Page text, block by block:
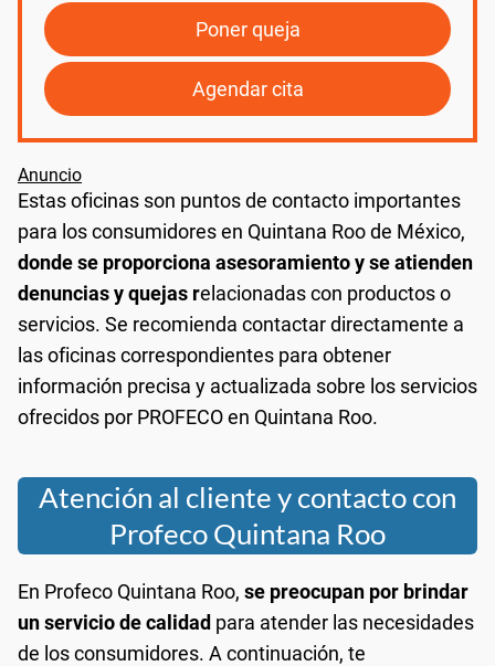
Poner queja
Agendar cita
Estas oficinas son puntos de contacto importantes
para los consumidores en Quintana Roo de México,
donde se proporciona asesoramiento y se atienden
denuncias y quejas relacionadas con productos o
servicios. Se recomienda contactar directamente a
las oficinas correspondientes para obtener
información precisa y actualizada sobre los servicios
ofrecidos por PROFECO en Quintana Roo.
Atención al cliente y contacto con
Profeco Quintana Roo
En Profeco Quintana Roo, se preocupan por brindar
un servicio de calidad para atender las necesidades
de los consumidores. A continuación, te